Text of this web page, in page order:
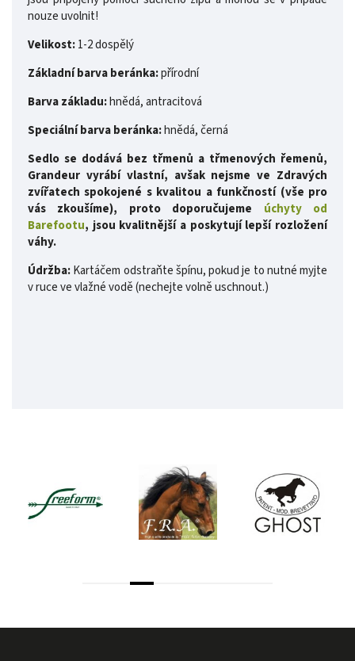
nouze uvolnit!
Velikost:1-2 dospělý
Základní barva beránka:přírodní
Barva základu:hnědá, antracitová
Speciální barva beránka:hnědá, černá
Sedlo se dodává bez třmenů a třmenových řemenů,
Grandeur vyrábí vlastní, avšak nejsme ve Zdravých
zvířatech spokojené s kvalitou a funkčností (vše pro
vás zkoušíme), proto doporučujeme úchyty od
Barefootu, jsou kvalitnější a poskytují lepší rozložení
váhy.
Údržba:Kartáčem odstraňte špínu, pokud je to nutné myjte
v ruce ve vlažné vodě (nechejte volně uschnout.)